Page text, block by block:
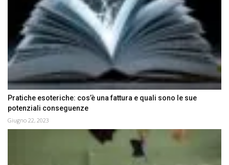
Pratiche esoteriche: cos’è una fattura e quali sono le sue
potenziali conseguenze
Giugno 22, 2023